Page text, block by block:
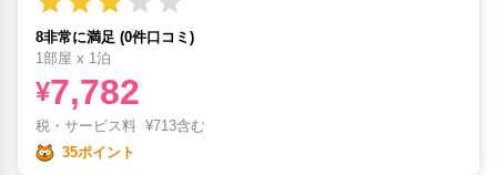
8非常に満足 (0件口コミ)
1部屋 x 1泊
¥7,782
税・サービス料 ¥713含む
35ポイント